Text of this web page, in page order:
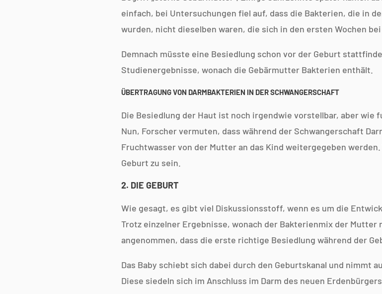
einfach, bei Untersuchungen fiel auf, dass die Bakterien, die in
wurden, nicht dieselben waren, die sich in den ersten Wochen
Demnach müsste eine Besiedlung schon vor der Geburt
Studienergebnisse, wonach die Gebärmutter Bakterien enthält.
ÜBERTRAGUNG VON DARMBAKTERIEN IN DER SCHWANGERSCHAFT
Die Besiedlung der Haut ist noch irgendwie vorstellbar, aber wie
Nun, Forscher vermuten, dass während der Schwangerschaft
Fruchtwasser von der Mutter an das Kind weitergegeben
Geburt zu sein.
2. DIE GEBURT
Wie gesagt, es gibt viel Diskussionsstoff, wenn es um die
Trotz einzelner Ergebnisse, wonach der Bakterienmix der
angenommen, dass die erste richtige Besiedlung während der
Das Baby schiebt sich dabei durch den Geburtskanal und nimmt
Diese siedeln sich im Anschluss im Darm des neuen